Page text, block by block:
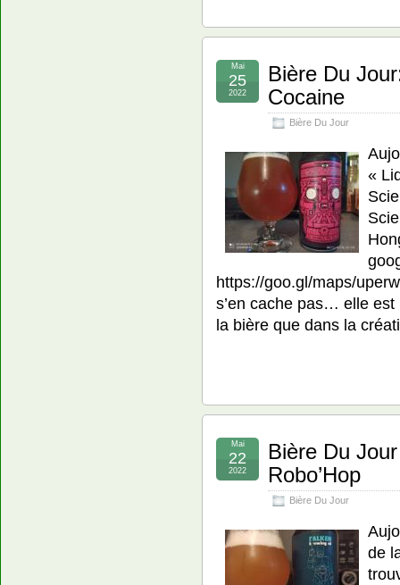
Bière Du
Cocaine
Bière Du Jour
Mai
25
2022
«
https://goo.gl/maps/
s’en cache pas… elle
la bière que dans la
Bière Du
Robo’Hop
Bière Du Jour
Mai
22
2022
de